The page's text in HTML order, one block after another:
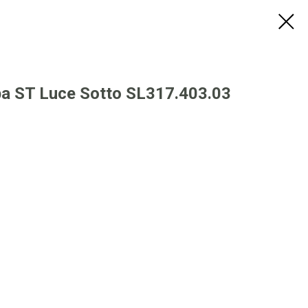
ST Luce Sotto SL317.403.03